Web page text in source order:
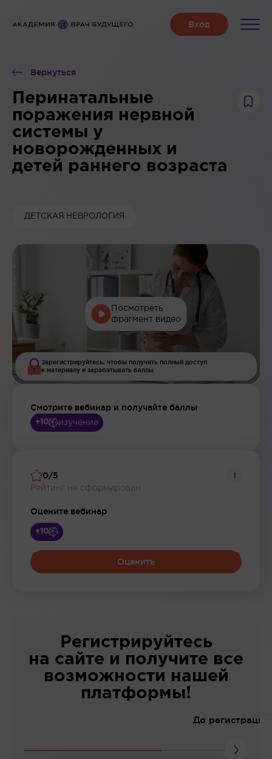
Вернуться
Перинатальные
поражения нервной
системы у
новорожденных и
детей раннего возраста
ДЕТСКАЯ НЕВРОЛОГИЯ
Посмотреть
фрагмент видео
Зарегистрируйтесь, чтобы получить полный доступ
к материалу и зарабатывать баллы
Смотрите вебинар и получайте баллы
+10 изучение
0/5
Рейтинг не сформирован
i
Оцените вебинар
+10
Оценить
Регистрируйтесь
на сайте и получите все
возможности нашей
платформы!
До регистрации